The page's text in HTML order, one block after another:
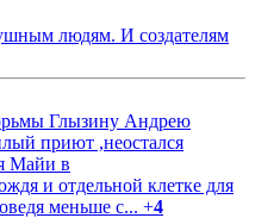
людям. И создателям
Глызину Андрею
приют ,неостался
Майи в
и отдельной клетке для
меньше с... +4